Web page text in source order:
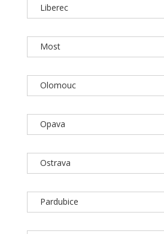
Liberec
Most
Olomouc
Opava
Ostrava
Pardubice